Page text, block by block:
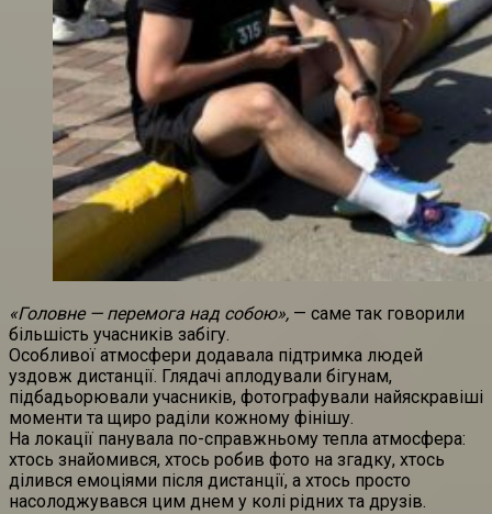
«Головне — перемога над собою», — саме так говорили
більшість учасників забігу.
Особливої атмосфери додавала підтримка людей
уздовж дистанції. Глядачі аплодували бігунам,
підбадьорювали учасників, фотографували найяскравіші
моменти та щиро раділи кожному фінішу.
На локації панувала по-справжньому тепла атмосфера:
хтось знайомився, хтось робив фото на згадку, хтось
ділився емоціями після дистанції, а хтось просто
насолоджувався цим днем у колі рідних та друзів.